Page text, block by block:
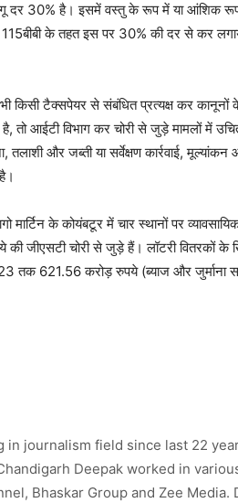
दर 30% है। इसमें वस्तु के रूप में या आंशिक
के तहत इस पर 30% की दर से कर
किसी टैक्सपेयर से संबंधित प्रत्यक्ष कर कानूनों
आईटी विभाग कर चोरी से जुड़े मामलों में उचित
और जब्ती या सर्वेक्षण कार्रवाई, मूल्यांकन
के कोयंबटूर में चार स्थानों पर
की जीएसटी चोरी से जुड़े हैं। लॉटरी वितरकों के
621.56 करोड़ रुपये (ब्याज और जुर्माना
in journalism field since last 22
Deepak worked in
Bhaskar Group and Zee Media.